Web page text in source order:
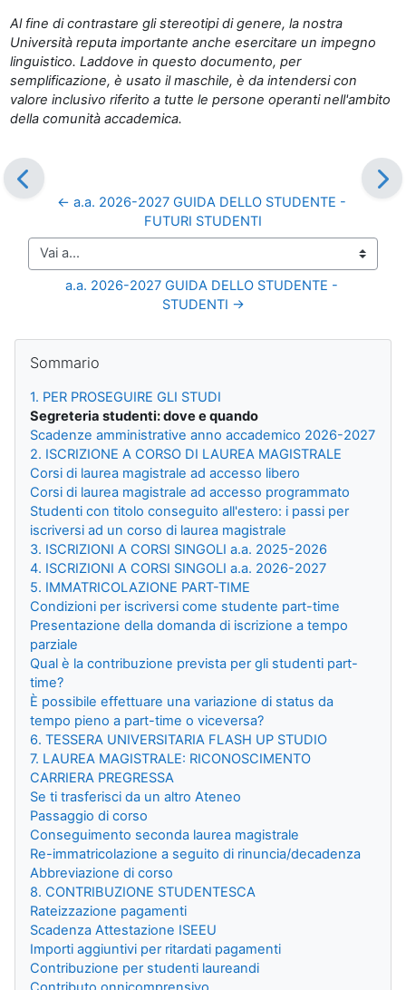
Al fine di contrastare gli stereotipi di genere, la nostra
Università reputa importante anche esercitare un impegno
linguistico. Laddove in questo documento, per
semplificazione, è usato il maschile, è da intendersi con
valore inclusivo riferito a tutte le persone operanti nell'ambito
della comunità accademica.
← a.a. 2026-2027 GUIDA DELLO STUDENTE -
FUTURI STUDENTI
Vai a...
a.a. 2026-2027 GUIDA DELLO STUDENTE -
STUDENTI →
Blocchi
Sommario
1. PER PROSEGUIRE GLI STUDI
Segreteria studenti: dove e quando
Scadenze amministrative anno accademico 2026-2027
2. ISCRIZIONE A CORSO DI LAUREA MAGISTRALE
Corsi di laurea magistrale ad accesso libero
Corsi di laurea magistrale ad accesso programmato
Studenti con titolo conseguito all'estero: i passi per
iscriversi ad un corso di laurea magistrale
3. ISCRIZIONI A CORSI SINGOLI a.a. 2025-2026
4. ISCRIZIONI A CORSI SINGOLI a.a. 2026-2027
5. IMMATRICOLAZIONE PART-TIME
Condizioni per iscriversi come studente part-time
Presentazione della domanda di iscrizione a tempo
parziale
Qual è la contribuzione prevista per gli studenti part-
time?
È possibile effettuare una variazione di status da
tempo pieno a part-time o viceversa?
6. TESSERA UNIVERSITARIA FLASH UP STUDIO
7. LAUREA MAGISTRALE: RICONOSCIMENTO
CARRIERA PREGRESSA
Se ti trasferisci da un altro Ateneo
Passaggio di corso
Conseguimento seconda laurea magistrale
Re-immatricolazione a seguito di rinuncia/decadenza
Abbreviazione di corso
8. CONTRIBUZIONE STUDENTESCA
Rateizzazione pagamenti
Scadenza Attestazione ISEEU
Importi aggiuntivi per ritardati pagamenti
Contribuzione per studenti laureandi